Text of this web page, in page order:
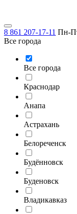
8 861 207-17-11 Пн-
Все города
Все города
Краснодар
Анапа
Астрахань
Белореченск
Будённовск
Буденовск
Владикавказ